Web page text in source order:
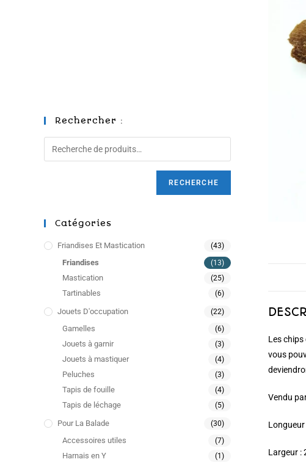
Les
vous
Vendu
Largeur :
Rechercher :
RECHERCHE
Catégories
Friandises Et Mastication (43)
Friandises (13)
Mastication (25)
Tartinables (6)
Jouets D'occupation (22)
Gamelles (6)
Jouets à garnir (3)
Jouets à mastiquer (4)
Peluches (3)
Tapis de fouille (4)
Tapis de léchage (5)
Pour La Balade (30)
Accessoires utiles (7)
Harnais en Y (1)